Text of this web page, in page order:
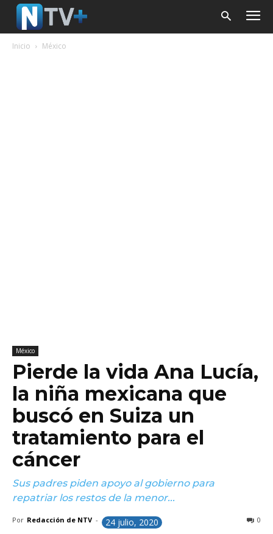
Inicio México
México
Pierde la vida Ana Lucía,
la niña mexicana que
buscó en Suiza un
tratamiento para el
cáncer
Sus padres piden apoyo al gobierno para
repatriar los restos de la menor...
Por Redacción de NTV - 24 julio, 2020 0